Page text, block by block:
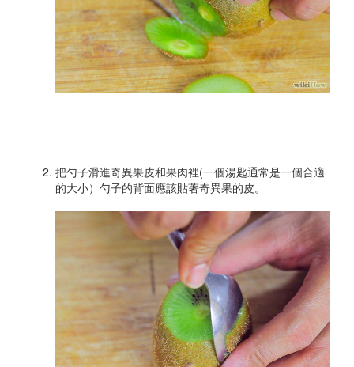
把勺子滑進奇異果皮和果肉裡(一個湯匙通常是一個合適
的大小）勺子的背面應該貼著奇異果的皮。